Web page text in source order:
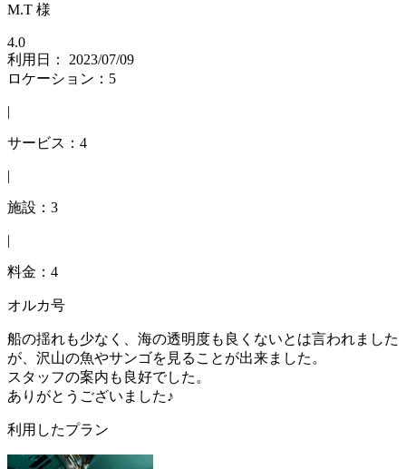
M.T 様
4.0
利用日： 2023/07/09
ロケーション：5
|
サービス：4
|
施設：3
|
料金：4
オルカ号
船の揺れも少なく、海の透明度も良くないとは言われました
が、沢山の魚やサンゴを見ることが出来ました。
スタッフの案内も良好でした。
ありがとうございました♪
利用したプラン